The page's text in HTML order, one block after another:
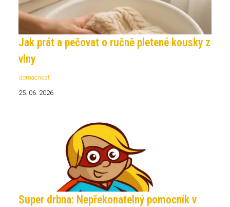
Jak prát a pečovat o ručně pletené kousky z
vlny
domácnost
25. 06. 2026
Super drbna: Nepřekonatelný pomocník v